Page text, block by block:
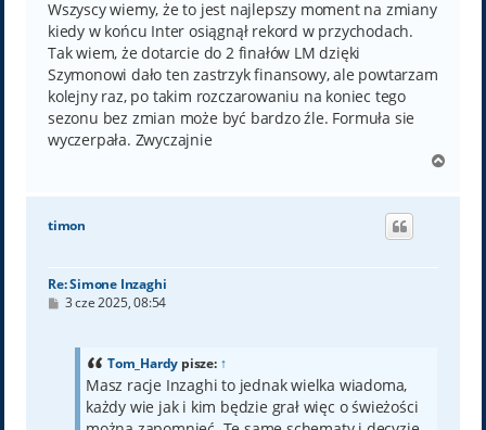
Wszyscy wiemy, że to jest najlepszy moment na zmiany
kiedy w końcu Inter osiągnął rekord w przychodach.
Tak wiem, że dotarcie do 2 finałów LM dzięki
Szymonowi dało ten zastrzyk finansowy, ale powtarzam
kolejny raz, po takim rozczarowaniu na koniec tego
sezonu bez zmian może być bardzo źle. Formuła sie
wyczerpała. Zwyczajnie
g
timon
Re: Simone Inzaghi
P3 cze 2025, 08:54
Tom_Hardy pisze: ↑
Masz racje Inzaghi to jednak wielka wiadoma,
każdy wie jak i kim będzie grał więc o świeżości